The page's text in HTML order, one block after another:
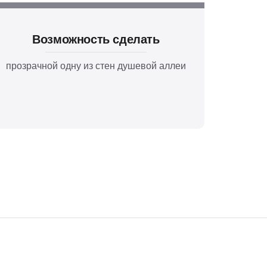
Возможность сделать
прозрачной одну из стен душевой аллеи